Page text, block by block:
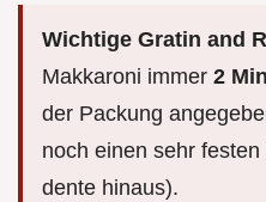
Wichtige Gratin and
Makkaroni immer 2
der Packung
noch einen sehr
dente hinaus).